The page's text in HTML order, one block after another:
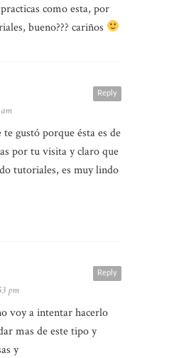
como esta, por
bueno??? cariños
Reply
gustó porque ésta es de
por tu visita y claro que
tutoriales, es muy lindo
Reply
pm
voy a intentar hacerlo
mas de este tipo y
y